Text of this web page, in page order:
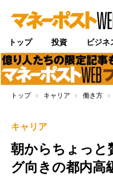
トップ 投資 ビジネ
トップ キャリア 働き方
キャリア
朝からちょっ
グ向きの都内高